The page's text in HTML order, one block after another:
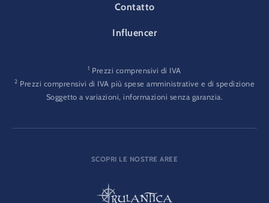
Contatto
Influencer
1 Prezzi comprensivi di IVA
2 Prezzi comprensivi di IVA più spese amministrative e di spedizione
Soggetto a variazioni, informazioni senza garanzia.
SCOPRI LE NOSTRE AREE